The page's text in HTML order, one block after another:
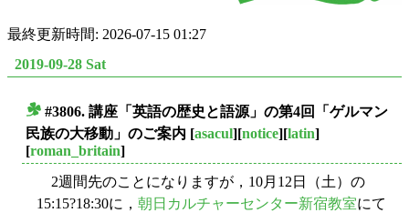
最終更新時間: 2026-07-15 01:27
2019-09-28 Sat
#3806. 講座「英語の歴史と語源」の第4回「ゲルマン
民族の大移動」のご案内 [asacul][notice][latin]
[roman_britain]
2週間先のことになりますが，10月12日（土）の
15:15?18:30に， 朝日カルチャーセンター新宿教室にて